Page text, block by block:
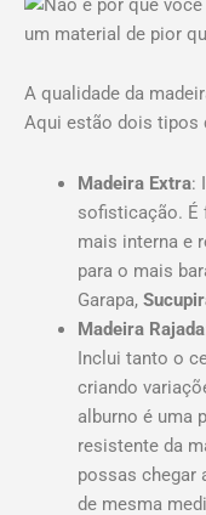
A qualidade da
Aqui estão dois tipos
Madeira Extra:
sofisticação. É
mais interna e
para o mais
Garapa,
Madeira Rajada
Inclui tanto o
criando
alburno é uma
resistente da
possas chegar
de mesma